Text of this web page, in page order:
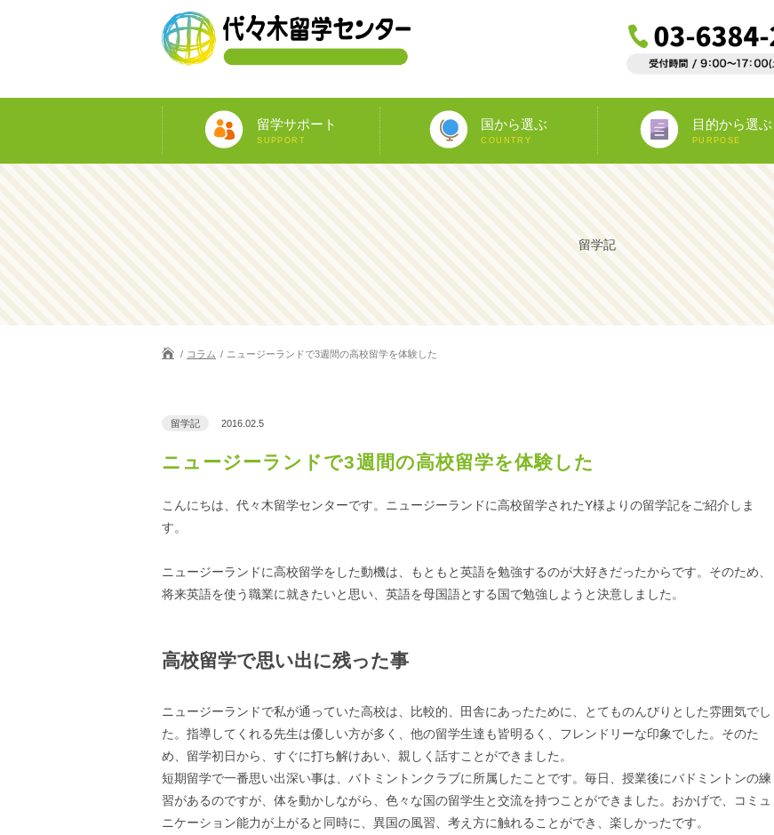
留学サポート
SUPPORT
国から選ぶ
COUNTRY
アメリカ
カナダ
オーストラリア
ニュージーランド
イギリス
アイルランド
マルタ
イタリア
スペイン
フランス
ドイツ
南アフリカ
目的から選ぶ
PURPOSE
語学留学
教師宅ホームステイ
中学/高校正規留学
大学正規留学
専門留学
語学プラスα
海外ボランティア
海外インターンシップ
オペア
ワーキングホリデー
留学記
コラム ニュージーランドで3週間の高校留学を体験した
留学記 2016.02.5
ニュージーランドで3週間の高校留学を体験した
こんにちは、代々木留学センターです。ニュージーランドに高校留学されたY様よりの留学記をご紹介しま
す。
ニュージーランドに高校留学をした動機は、もともと英語を勉強するのが大好きだったからです。そのため、
将来英語を使う職業に就きたいと思い、英語を母国語とする国で勉強しようと決意しました。
高校留学で思い出に残った事
ニュージーランドで私が通っていた高校は、比較的、田舎にあったために、とてものんびりとした雰囲気でし
た。指導してくれる先生は優しい方が多く、他の留学生達も皆明るく、フレンドリーな印象でした。そのた
め、留学初日から、すぐに打ち解けあい、親しく話すことができました。
短期留学で一番思い出深い事は、バトミントンクラブに所属したことです。毎日、授業後にバドミントンの練
習があるのですが、体を動かしながら、色々な国の留学生と交流を持つことができました。おかげで、コミュ
ニケーション能力が上がると同時に、異国の風習、考え方に触れることができ、楽しかったです。